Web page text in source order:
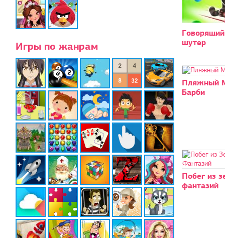
Игры по жанрам
шутер
Пляжный
Барби
Побег из
фантазий